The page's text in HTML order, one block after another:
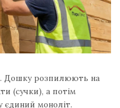
Дошку розпилюють на
(сучки), а потім
моноліт.